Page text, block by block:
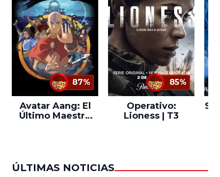
87%
Avatar Aang: El
Último Maestro
85%
Operativo:
Lioness | T3
ÚLTIMAS NOTICIAS